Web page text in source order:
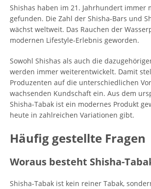
Shishas haben im 21. Jahrhundert immer
gefunden. Die Zahl der Shisha-Bars und
wächst weltweit. Das Rauchen der
modernen Lifestyle-Erlebnis geworden.
Sowohl Shishas als auch die
werden immer weiterentwickelt. Damit
Produzenten auf die unterschiedlichen
wachsenden Kundschaft ein. Aus dem
Shisha-Tabak ist ein modernes Produkt
heute in zahlreichen Variationen gibt.
Häufig gestellte Fragen
Woraus besteht Shisha-
Shisha-Tabak ist kein reiner Tabak,